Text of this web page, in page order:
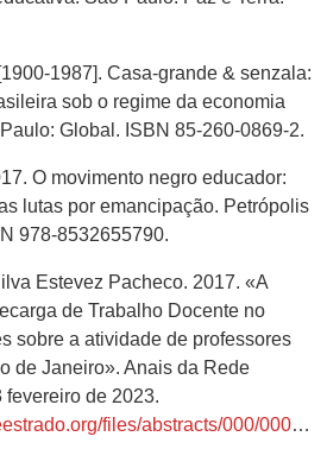
1987]. Casa-grande & senzala:
sob o regime da economia
Global. ISBN 85-260-0869-2.
O movimento negro educador:
lutas por emancipação. Petrópolis
978-8532655790.
Estevez Pacheco. 2017. «A
de Trabalho Docente no
sobre a atividade de professores
de Janeiro». Anais da Rede
fevereiro de 2023.
files/abstracts/000/000/